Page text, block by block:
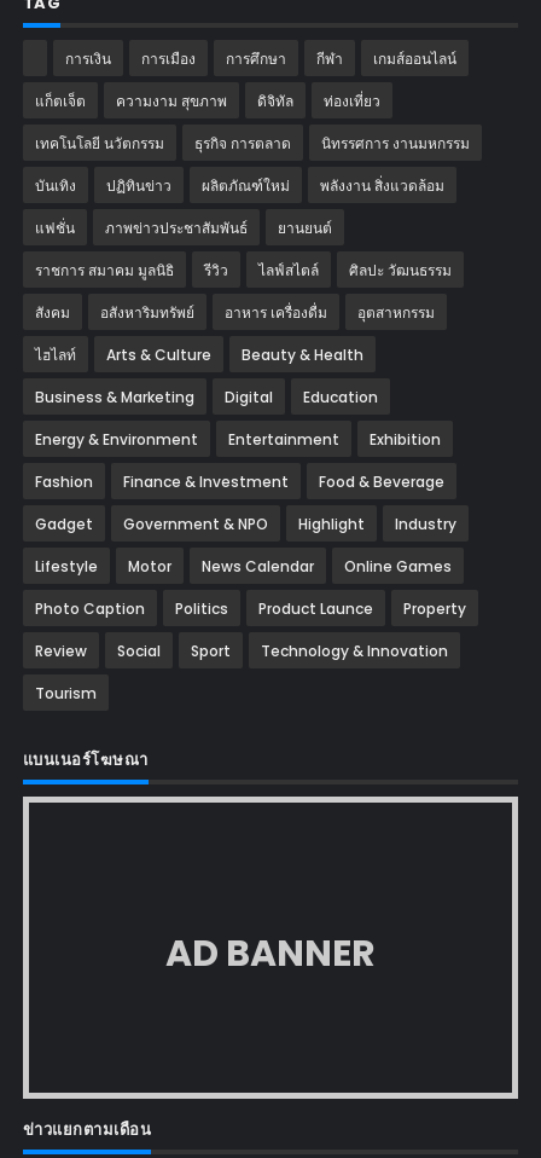
การเงิน การเมือง การศึกษา กีฬา เกมส์ออนไลน์
แก็ตเจ็ต ความงาม สุขภาพ ดิจิทัล ท่องเที่ยว
เทคโนโลยี นวัตกรรม ธุรกิจ การตลาด นิทรรศการ งานมหกรรม
บันเทิง ปฏิทินข่าว ผลิตภัณฑ์ใหม่ พลังงาน สิ่งแวดล้อม
แฟชั่น ภาพข่าวประชาสัมพันธ์ ‎ยานยนต์‎
ราชการ สมาคม มูลนิธิ รีวิว ไลฟ์สไตล์ ศิลปะ วัฒนธรรม
สังคม อสังหาริมทรัพย์ อาหาร เครื่องดื่ม อุตสาหกรรม
ไฮไลท์ Arts & Culture Beauty & Health
Business & Marketing Digital Education
Energy & Environment Entertainment Exhibition
Fashion Finance & Investment Food & Beverage
Gadget Government & NPO Highlight Industry
Lifestyle Motor News Calendar Online Games
Photo Caption Politics Product Launce Property
Review Social Sport Technology & Innovation
Tourism
แบนเนอร์โฆษณา
AD BANNER
ข่าวแยกตามเดือน